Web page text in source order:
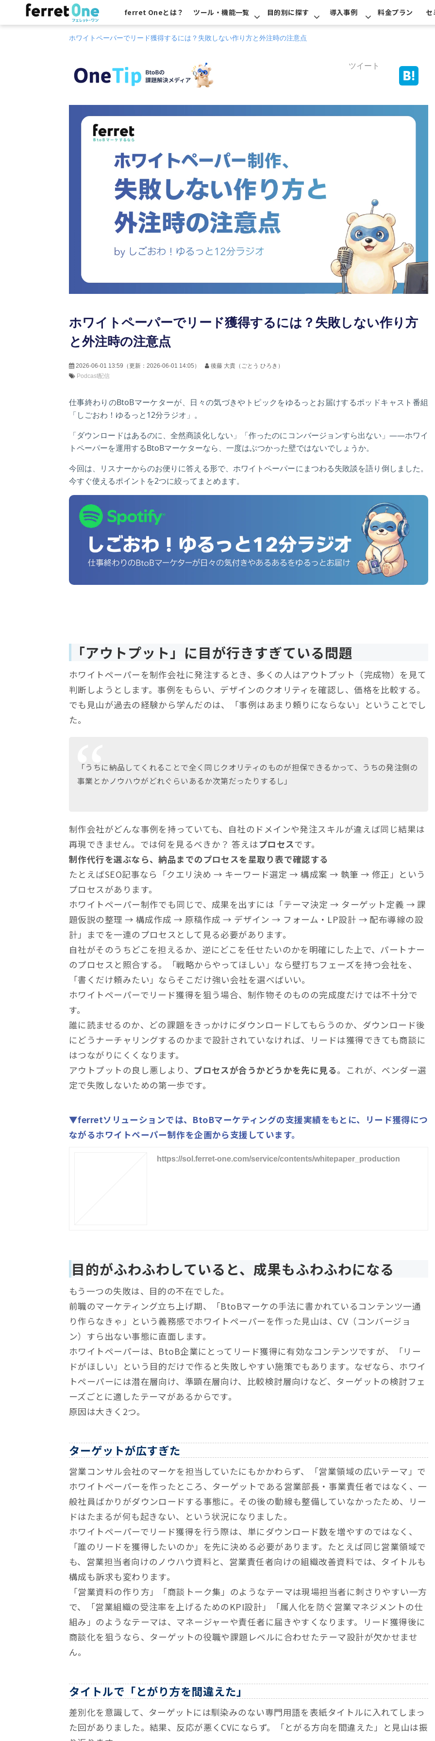
ferret Oneとは？ ツール・機能一覧 目的別に探す 導入事例 料金プラン セ
ホワイトペーパーでリード獲得するには？失敗しない作り方と外注時の注意点
ツイート
ホワイトペーパーでリード獲得するには？失敗しない作り方
と外注時の注意点
2026-06-01 13:59 （更新： 2026-06-01 14:05 ）
後藤 大貴（ごとう ひろき）
Podcast配信
仕事終わりのBtoBマーケターが、日々の気づきやトピックをゆるっとお届けするポッドキャスト番組
「しごおわ！ゆるっと12分ラジオ」。
「ダウンロードはあるのに、全然商談化しない」「作ったのにコンバージョンすら出ない」――ホワイ
トペーパーを運用するBtoBマーケターなら、一度はぶつかった壁ではないでしょうか。
今回は、リスナーからのお便りに答える形で、ホワイトペーパーにまつわる失敗談を語り倒しました。
今すぐ使えるポイントを2つに絞ってまとめます。
「アウトプット」に目が行きすぎている問題
ホワイトペーパーを制作会社に発注するとき、多くの人はアウトプット（完成物）を見て
判断しようとします。事例をもらい、デザインのクオリティを確認し、価格を比較する。
でも見山が過去の経験から学んだのは、「事例はあまり頼りにならない」ということでし
た。
「うちに納品してくれることで全く同じクオリティのものが担保できるかって、うちの発注側の
事業とかノウハウがどれぐらいあるか次第だったりするし」
制作会社がどんな事例を持っていても、自社のドメインや発注スキルが違えば同じ結果は
再現できません。では何を見るべきか？ 答えはプロセスです。
制作代行を選ぶなら、納品までのプロセスを星取り表で確認する
たとえばSEO記事なら「クエリ決め → キーワード選定 → 構成案 → 執筆 → 修正」という
プロセスがあります。
ホワイトペーパー制作でも同じで、成果を出すには「テーマ決定 → ターゲット定義 → 課
題仮説の整理 → 構成作成 → 原稿作成 → デザイン → フォーム・LP設計 → 配布導線の設
計」までを一連のプロセスとして見る必要があります。
自社がそのうちどこを担えるか、逆にどこを任せたいのかを明確にした上で、パートナー
のプロセスと照合する。「戦略からやってほしい」なら壁打ちフェーズを持つ会社を、
「書くだけ頼みたい」ならそこだけ強い会社を選べばいい。
ホワイトペーパーでリード獲得を狙う場合、制作物そのものの完成度だけでは不十分で
す。
誰に読ませるのか、どの課題をきっかけにダウンロードしてもらうのか、ダウンロード後
にどうナーチャリングするのかまで設計されていなければ、リードは獲得できても商談に
はつながりにくくなります。
アウトプットの良し悪しより、 プロセスが合うかどうかを先に見る。これが、ベンダー選
定で失敗しないための第一歩です。
▼ferretソリューションでは、BtoBマーケティングの支援実績をもとに、リード獲得につ
ながるホワイトペーパー制作を企画から支援しています。
https://sol.ferret-one.com/service/contents/whitepaper_production
目的がふわふわしていると、成果もふわふわになる
もう一つの失敗は、目的の不在でした。
前職のマーケティング立ち上げ期、「BtoBマーケの手法に書かれているコンテンツ一通
り作らなきゃ」という義務感でホワイトペーパーを作った見山は、CV（コンバージョ
ン）すら出ない事態に直面します。
ホワイトペーパーは、BtoB企業にとってリード獲得に有効なコンテンツですが、「リー
ドがほしい」という目的だけで作ると失敗しやすい施策でもあります。なぜなら、ホワイ
トペーパーには潜在層向け、準顕在層向け、比較検討層向けなど、ターゲットの検討フェ
ーズごとに適したテーマがあるからです。
原因は大きく2つ。
ターゲットが広すぎた
営業コンサル会社のマーケを担当していたにもかかわらず、「営業領域の広いテーマ」で
ホワイトペーパーを作ったところ、ターゲットである営業部長・事業責任者ではなく、一
般社員ばかりがダウンロードする事態に。その後の動線も整備していなかったため、リー
ドはたまるが何も起きない、という状況になりました。
ホワイトペーパーでリード獲得を行う際は、単にダウンロード数を増やすのではなく、
「誰のリードを獲得したいのか」を先に決める必要があります。たとえば同じ営業領域で
も、営業担当者向けのノウハウ資料と、営業責任者向けの組織改善資料では、タイトルも
構成も訴求も変わります。
「営業資料の作り方」「商談トーク集」のようなテーマは現場担当者に刺さりやすい一方
で、「営業組織の受注率を上げるためのKPI設計」「属人化を防ぐ営業マネジメントの仕
組み」のようなテーマは、マネージャーや責任者に届きやすくなります。リード獲得後に
商談化を狙うなら、ターゲットの役職や課題レベルに合わせたテーマ設計が欠かせませ
ん。
タイトルで「とがり方を間違えた」
差別化を意識して、ターゲットには馴染みのない専門用語を表紙タイトルに入れてしまっ
た回がありました。結果、反応が悪くCVにならず。「とがる方向を間違えた」と見山は振